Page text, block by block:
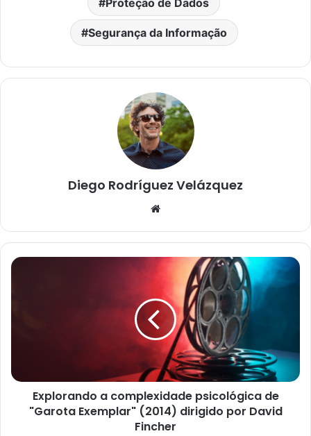
Proteção de Dados
Segurança da Informação
Diego Rodríguez Velázquez
Website
Explorando a complexidade psicológica de
"Garota Exemplar" (2014) dirigido por David
Fincher